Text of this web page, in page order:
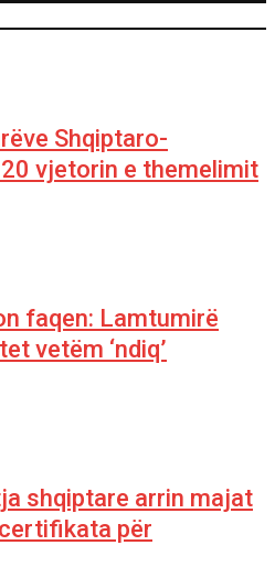
Shqiptaro-
vjetorin e themelimit
faqen: Lamtumirë
vetëm ‘ndiq’
shqiptare arrin majat
për